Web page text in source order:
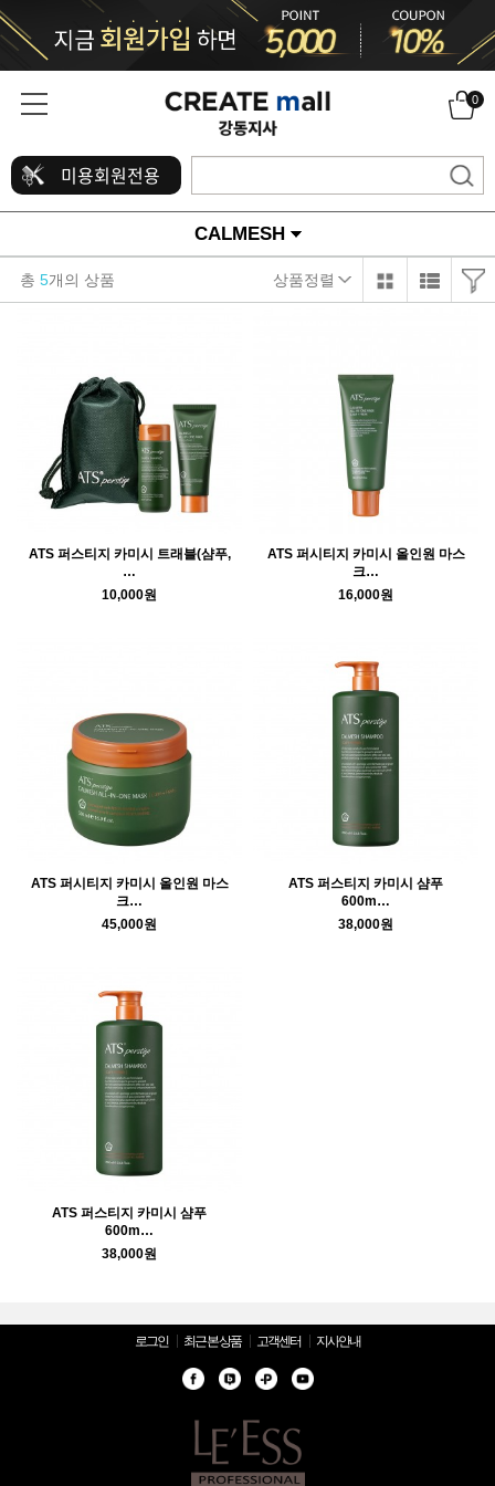
0
미용회원전용
CALMESH
총 5개의 상품 상품정렬
ATS 퍼스티지 카미시 트래블(샴푸,
…
10,000원
ATS 퍼시티지 카미시 올인원 마스
크…
16,000원
ATS 퍼시티지 카미시 올인원 마스
크…
45,000원
ATS 퍼스티지 카미시 샴푸
600m…
38,000원
ATS 퍼스티지 카미시 샴푸
600m…
38,000원
로그인 최근 본 상품 고객센터 지사안내